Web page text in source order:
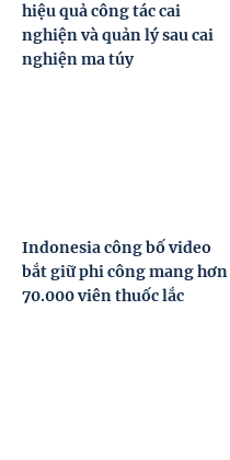
hiệu quả công tác cai
nghiện và quản lý sau cai
nghiện ma túy
Indonesia công bố video
bắt giữ phi công mang hơn
70.000 viên thuốc lắc